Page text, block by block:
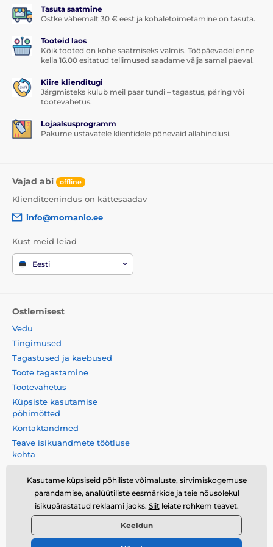
Pakendi sisu:
1x kuiv salvrätik
1x märg salvrätik
1x tolmueemaldaja
Tasuta saatmine
Ostke vähemalt 30 € eest ja kohaletoimetamine on tasuta.
Tooteid laos
Kõik tooted on kohe saatmiseks valmis. Tööpäevadel enne
kella 16.00 esitatud tellimused saadame välja samal päeval.
Kiire klienditugi
Järgmisteks kulub meil paar tundi – tagastus, päring või
tootevahetus.
Lojaalsusprogramm
Pakume ustavatele klientidele põnevaid allahindlusi.
Vajad abi offline
Klienditeenindus on kättesaadav
info@momanio.ee
Kust meid leiad
Eesti
Ostlemisest
Vedu
Tingimused
Tagastused ja kaebused
Toote tagastamine
Tootevahetus
Küpsiste kasutamise
põhimõtted
Kontaktandmed
Teave isikuandmete töötluse
kohta
Momanio s.r.o., Okružní 361/14, 747 18, Píšť, Tšehhi
Vabariik, VAT: CZ09604707
Kasutame küpsiseid põhiliste võimaluste, sirvimiskogemuse
parandamise, analüütiliste eesmärkide ja teie nõusolekul
isikupärastatud reklaami jaoks. Siitleiate rohkem teavet.
Keeldun